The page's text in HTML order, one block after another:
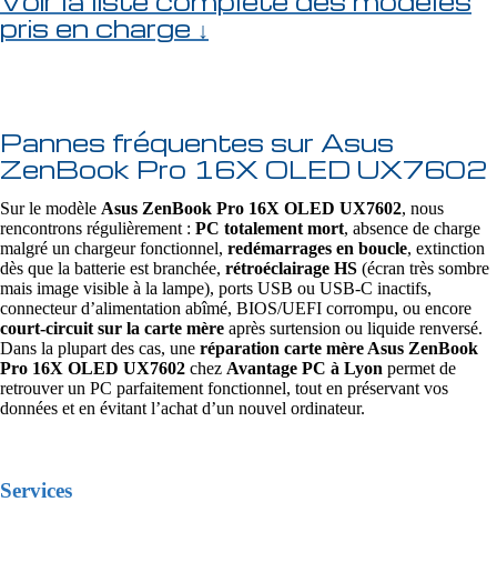
pris en charge ↓
Pannes fréquentes sur Asus
ZenBook Pro 16X OLED UX7602
Sur le modèle Asus ZenBook Pro 16X OLED UX7602, nous
rencontrons régulièrement : PC totalement mort, absence de charge
malgré un chargeur fonctionnel, redémarrages en boucle, extinction
dès que la batterie est branchée, rétroéclairage HS (écran très sombre
mais image visible à la lampe), ports USB ou USB‑C inactifs,
connecteur d’alimentation abîmé, BIOS/UEFI corrompu, ou encore
court-circuit sur la carte mère après surtension ou liquide renversé.
Dans la plupart des cas, une réparation carte mère Asus ZenBook
Pro 16X OLED UX7602 chez Avantage PC à Lyon permet de
retrouver un PC parfaitement fonctionnel, tout en préservant vos
données et en évitant l’achat d’un nouvel ordinateur.
Services